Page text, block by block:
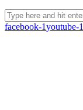
facebook-1youtube-1